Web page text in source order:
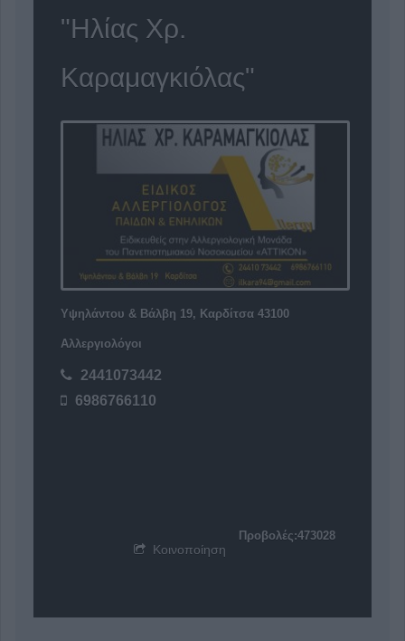
"Ηλίας Χρ.
Καραμαγκιόλας"
Υψηλάντου & Βάλβη 19, Καρδίτσα 43100
Αλλεργιολόγοι
2441073442
6986766110
Προβολές:473028
Κοινοποίηση